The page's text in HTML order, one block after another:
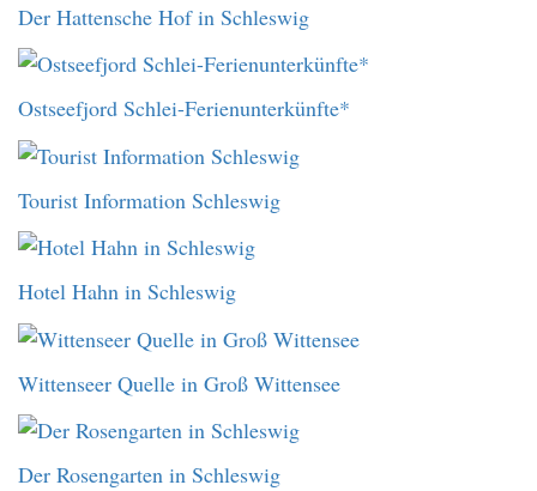
Der Hattensche Hof in Schleswig
Ostseefjord Schlei-Ferienunterkünfte*
Tourist Information Schleswig
Hotel Hahn in Schleswig
Wittenseer Quelle in Groß Wittensee
Der Rosengarten in Schleswig